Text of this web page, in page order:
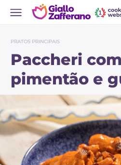
PRATOS PRINCIPAIS
Paccheri
pimentão e